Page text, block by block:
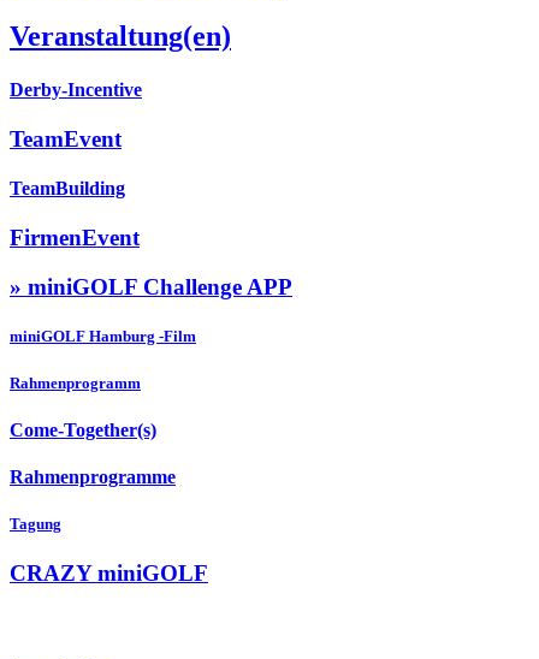
Veranstaltung(en)
Derby-Incentive
TeamEvent
TeamBuilding
FirmenEvent
» miniGOLF Challenge APP
miniGOLF Hamburg -Film
Rahmenprogramm
Come-Together(s)
Rahmenprogramme
Tagung
CRAZY miniGOLF